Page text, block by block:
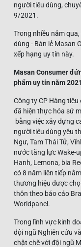
người tiêu dùng,
9/2021.
Trong nhiều năm
dùng - Bán lẻ Masan
xếp hạng uy tín này.
Masan Consumer
phẩm uy tín năm 2021
Công ty CP Hàng
đã hiện thực hóa sứ
bằng việc xây dựng
người tiêu dùng yêu
Ngư, Tam Thái Tử,
nước tăng lực Wake-
Hanh, Lemona, bia
có 8 năm liên tiếp
thương hiệu được
thôn theo báo cáo
Worldpanel.
Trong lĩnh vực kinh
đội ngũ Nghiên cứu
chặt chẽ với đội ngũ